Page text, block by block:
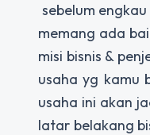
sebelum
memang ada
misi bisnis &
usaha yg kamu
usaha ini akan
latar belakang